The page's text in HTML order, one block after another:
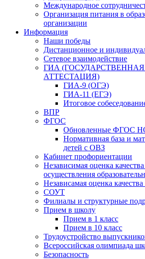
Международное
Организация питания в
организации
Информация
Наши победы
Дистанционное и
Сетевое взаимодействие
ГИА
АТТЕСТАЦИЯ)
ГИА-9 (ОГЭ)
ГИА-11 (ЕГЭ)
Итоговое
ВПР
ФГОС
Обновленные ФГОС
Нормативная база и
детей с ОВЗ
Кабинет профориентации
Независимая оценка
осуществления
Независамая оценка
СОУТ
Филиалы и структурные
Прием в школу
Прием в 1 класс
Прием в 10 класс
Трудоустройство
Всероссийская олимпиада
Безопасность